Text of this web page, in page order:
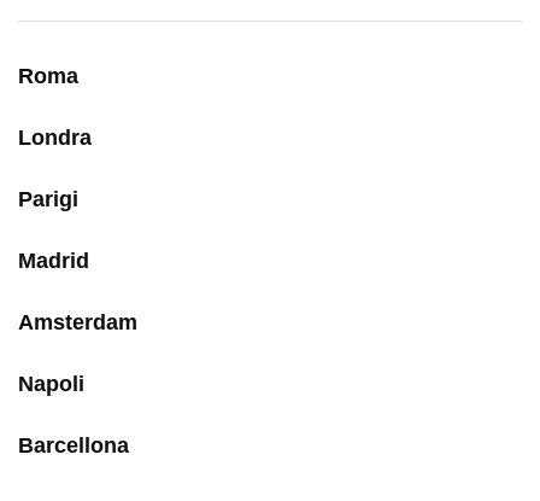
Roma
Londra
Parigi
Madrid
Amsterdam
Napoli
Barcellona